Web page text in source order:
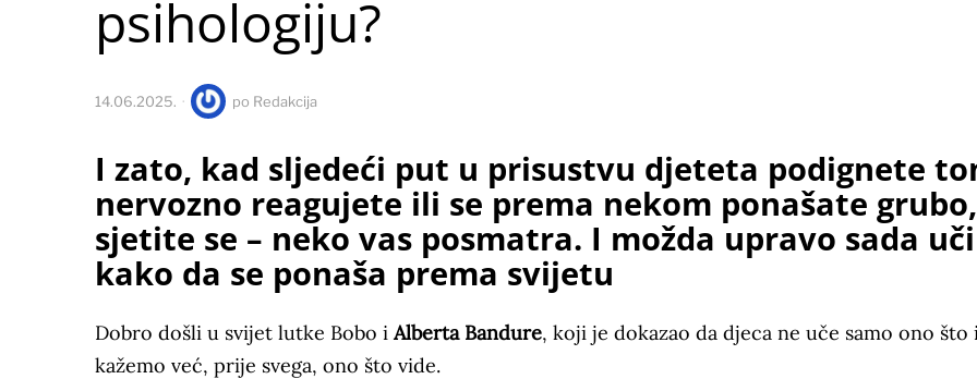
psihologiju?
14.06.2025. po Redakcija
I zato, kad sljedeći put u prisustvu djeteta podignete
nervozno reagujete ili se prema nekom ponašate grubo,
sjetite se – neko vas posmatra. I možda upravo sada uči
kako da se ponaša prema svijetu
Dobro došli u svijet lutke Bobo iAlberta Bandure, koji je dokazao da djeca ne uče samo ono što
kažemo već, prije svega, ono što vide.